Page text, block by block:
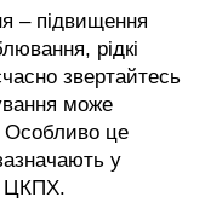
– підвищення
рідкі
звертайтесь
може
Особливо це
у
ЦКПХ.